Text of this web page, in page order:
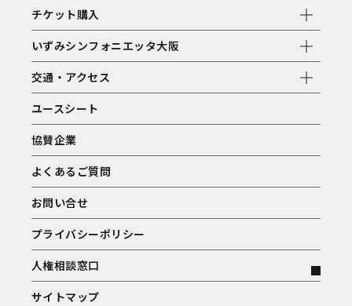
チケット購入
いずみシンフォニエッタ大阪
交通・アクセス
ユースシート
協賛企業
よくあるご質問
お問い合せ
プライバシーポリシー
人権相談窓口
サイトマップ